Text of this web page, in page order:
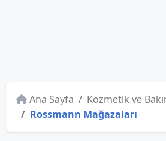
Ana Sayfa
Kozmetik ve
Rossmann Mağazaları